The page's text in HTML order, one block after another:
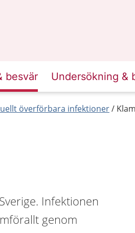
besvär Undersökning &
överförbara infektioner
Infektionen
genom